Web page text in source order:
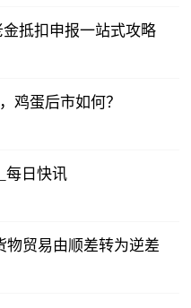
抵扣申报一站式攻略
鸡蛋后市如何？
每日快讯
物贸易由顺差转为逆差